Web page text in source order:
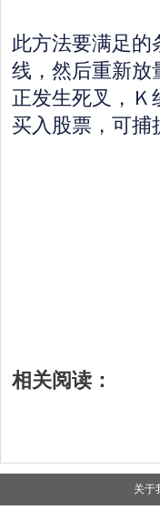
此方法要满足
线，然后重新
正发生死叉，
买入股票，可捕
相关阅读：
关于